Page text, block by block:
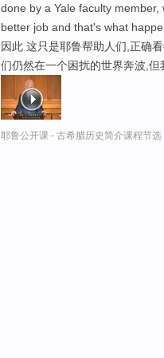
done by a Yale faculty
better job and that's what
因此 这只是耶鲁帮助人们,正确
们仍然在一个困扰的世界奔波,
耶鲁公开课 - 古希腊历史简介课程节选